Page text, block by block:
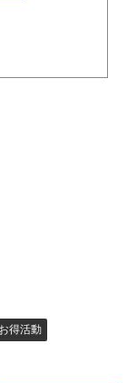
得活動